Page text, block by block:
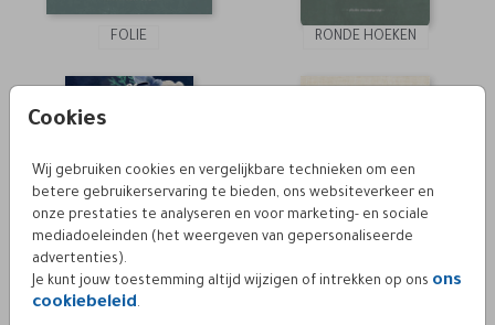
Cookies
Wij gebruiken cookies en vergelijkbare technieken om een
betere gebruikerservaring te bieden, ons websiteverkeer en
onze prestaties te analyseren en voor marketing- en sociale
mediadoeleinden (het weergeven van gepersonaliseerde
advertenties).
Je kunt jouw toestemming altijd wijzigen of intrekken op ons ons
cookiebeleid.
FOLIE RONDE HOEKEN